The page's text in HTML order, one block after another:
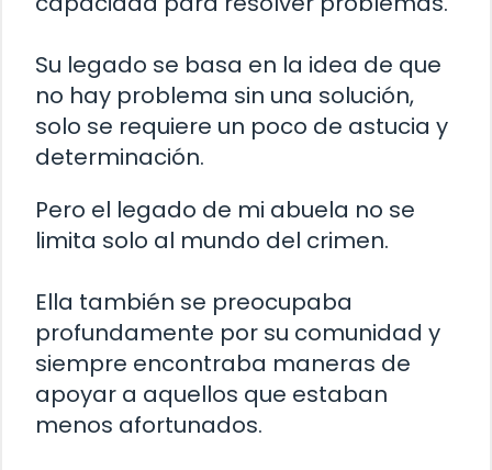
Su legado se basa en la idea de que
no hay problema sin una solución,
solo se requiere un poco de astucia y
determinación.
Pero el legado de mi abuela no se
limita solo al mundo del crimen.
Ella también se preocupaba
profundamente por su comunidad y
siempre encontraba maneras de
apoyar a aquellos que estaban
menos afortunados.